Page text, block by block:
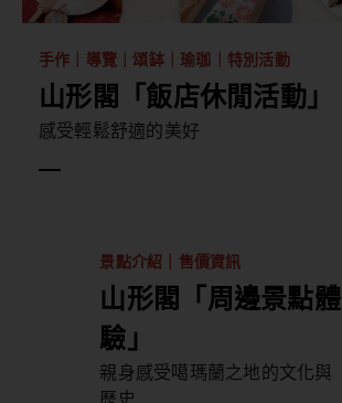
手作｜導覽｜頌缽｜瑜珈｜特別活動
山形閣「飯店休閒活動」
感受輕鬆舒適的美好
景點介紹｜售價資訊
山形閣「周邊景點體
驗」
親身感受噶瑪蘭之地的文化與
歷史